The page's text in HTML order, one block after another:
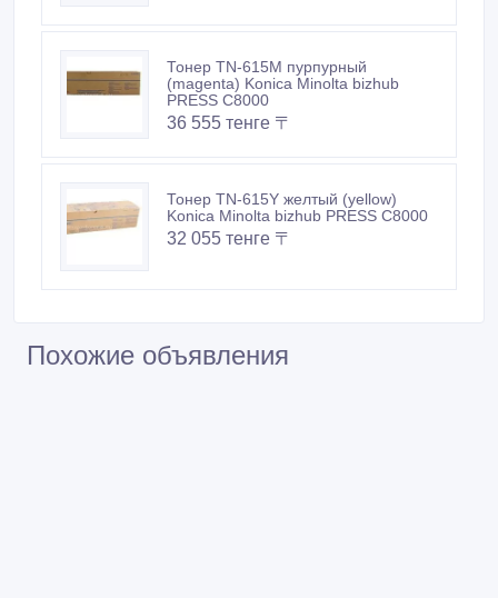
Тонер TN-615M пурпурный
(magenta) Konica Minolta bizhub
PRESS C8000
36 555 тенге 〒
Тонер TN-615Y желтый (yellow)
Konica Minolta bizhub PRESS C8000
32 055 тенге 〒
Похожие объявления